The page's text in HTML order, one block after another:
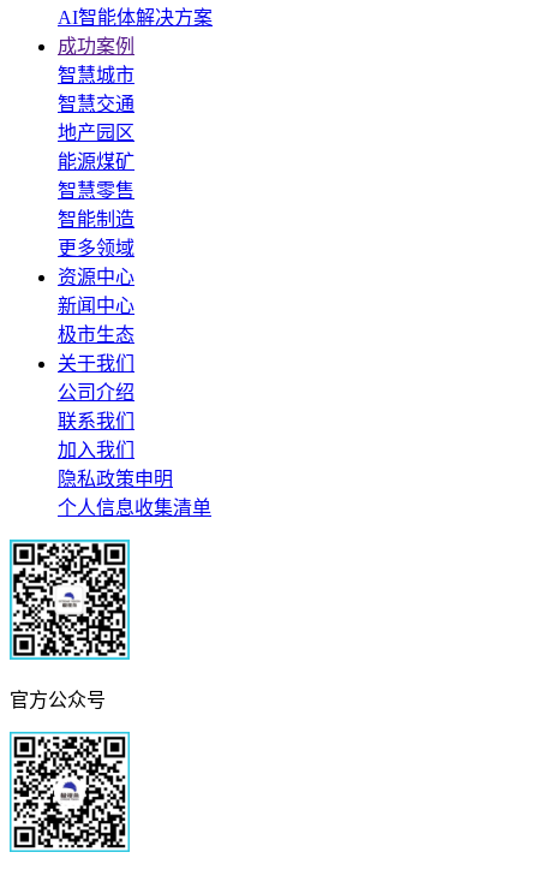
AI智能体解决方案
成功案例
智慧城市
智慧交通
地产园区
能源煤矿
智慧零售
智能制造
更多领域
资源中心
新闻中心
极市生态
关于我们
公司介绍
联系我们
加入我们
隐私政策申明
个人信息收集清单
官方公众号